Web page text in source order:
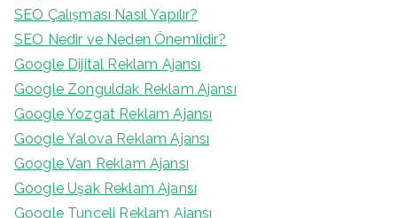
SEO Çalışması Nasıl Yapılır?
SEO Nedir ve Neden Önemlidir?
Google Dijital Reklam Ajansı
Google Zonguldak Reklam Ajansı
Google Yozgat Reklam Ajansı
Google Yalova Reklam Ajansı
Google Van Reklam Ajansı
Google Uşak Reklam Ajansı
Google Tunceli Reklam Ajansı